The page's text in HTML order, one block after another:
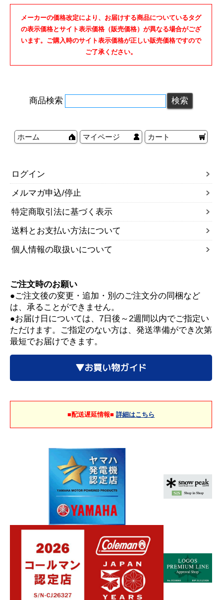
メーカーの価格改定により、お届けする商品についているタグ
の表示価格とサイト表示価格（販売価格）が異なる場合がござ
います。ご購入時のサイト表示価格が正しい販売価格ですので
ご了承ください。
商品検索
ホーム マイページ カート
ログイン
メルマガ申込/停止
特定商取引法に基づく表示
送料とお支払い方法について
個人情報の取扱いについて
ご注文時のお願い
●ご注文後の変更・追加・別のご注文分の同梱など
は、承ることができません。
●お届け日については、7日後～2週間以内でご指定い
ただけます。ご指定のない方は、発送準備ができ次第
最短でお届けできます。
▼お買い物ガイド
■配送遅延情報■ 詳細はこちら